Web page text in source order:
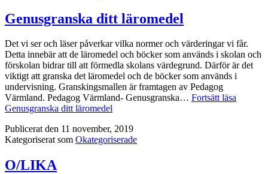
Genusgranska ditt läromedel
Det vi ser och läser påverkar vilka normer och värderingar vi får.
Detta innebär att de läromedel och böcker som används i skolan och
förskolan bidrar till att förmedla skolans värdegrund. Därför är det
viktigt att granska det läromedel och de böcker som används i
undervisning. Granskingsmallen är framtagen av Pedagog
Värmland. Pedagog Värmland- Genusgranska… Fortsätt läsa
Genusgranska ditt läromedel
Publicerat den 11 november, 2019
Kategoriserat som Okategoriserade
O/LIKA